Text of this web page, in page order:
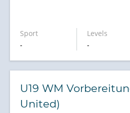
Sport
-
Levels
-
U19 WM
United)